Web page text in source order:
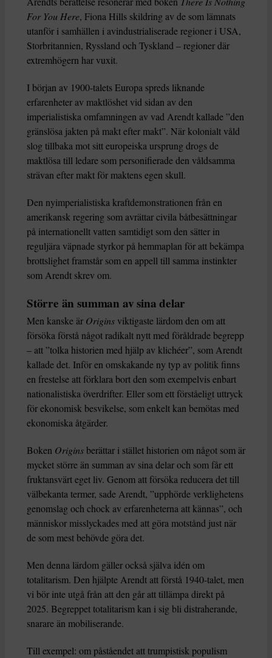
For You Here, Fiona Hills skildring av de som lämnats
utanför i samhällen i avindustrialiserade regioner i USA,
Storbritannien, Ryssland och Tyskland – regioner där
extremhögern har vuxit.
I början av 1900-talets Europa spreds liknande
erfarenheter av maktlöshet vid sidan av den
imperialistiska omfamningen av vad Arendt kallade ”den
gränslösa jakten på makt efter makt”. När kolonialt våld
slog tillbaka mot sitt europeiska ursprung drogs de
maktlösa till ledare som personifierade den våldsamma
strävan efter makt för maktens egen skull.
Den nyimperialistiska kraftdemonstrationen från en
amerikansk regering som avrättar civila båtbesättningar
på internationellt vatten samtidigt som den sätter in
reguljära väpnade styrkor på hemmaplan för att bekämpa
brottslighet framstår som en appell till samma instinkter
som Arendt skrev om.
Större än summan av sina delar
Men kanske är Origins viktigaste lärdom den om att
försöka förstå något radikalt nytt med föråldrade begrepp
– att ”tolka historien med hjälp av klichéer”, som Arendt
kallade det. Inför en omskakande ny typ av politik finns
en frestelse att förklara bort den som exempelvis enbart
nationalistiska överdrifter. Eller som ett förståeligt uttryck
för ekonomisk besvikelse, som enkelt kan bemötas med
ekonomiska åtgärder.
Boken Originsberättar i stället historien om något som är
mycket större än summan av sina delar och som får ett
fruktansvärt eget liv. Genom att försöka reducera det till
välbekanta termer, sade Arendt, ”upphörde verklighetens
genomslag och chock av erfarenheterna att kännas”, och
människor misslyckades med att göra motstånd just när
de som mest behövde göra det.
Men denna lärdom gäller också själva idén om
totalitarism. Den hjälpte Arendt att förstå 1940-talet, men
vi bör inte utgå från att den går att tillämpa direkt på
2025. Begreppet totalitarism kan i sig bli distraherande,
snarare än mobiliserande.
Till exempel: om påståendet att trumpistisk populism